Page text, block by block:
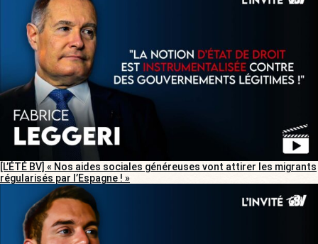
[L’ÉTÉ BV] « Nos aides sociales généreuses vont attirer les migrants
régularisés par l’Espagne ! »